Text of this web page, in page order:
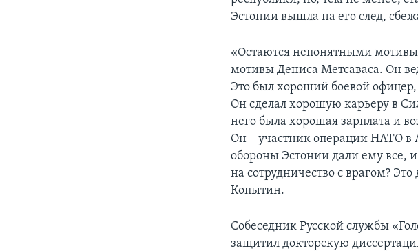
Эстонии вышла на его след,
«Остаются непонятными
мотивы Дениса Метсаваса. Он
Это был хороший боевой
Он сделал хорошую карьеру в
него была хорошая зарплата и
Он – участник операции НАТО
обороны Эстонии дали ему все, и
на сотрудничество с врагом?
Копытин.
Собеседник Русской службы
защитил докторскую